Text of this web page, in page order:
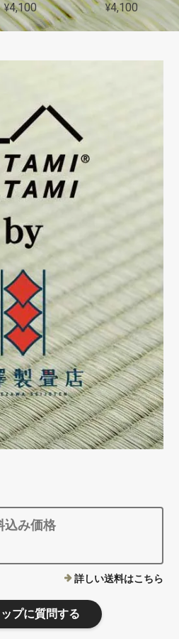
¥4,100 ¥4,100
込み価格
詳しい送料はこちら
プに質問する